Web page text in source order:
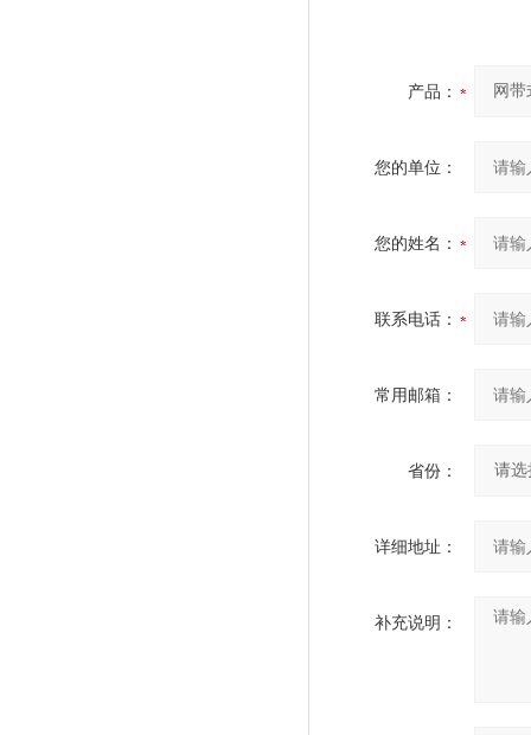
产品：
您的单位：
您的姓名：
联系电话：
常用邮箱：
省份：
详细地址：
补充说明：